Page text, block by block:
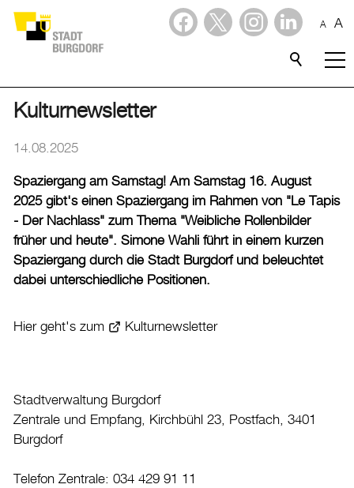
A A
Stadtporträt
Verwaltung & Politik
Wirtschaft
Aktuelles
Aktuelles
Medienmitteilungen
Home
Öffnungszeiten & Kontakt
Veranstaltungskalender
Kulturnewsletter
14.08.2025
Spaziergang am Samstag! Am Samstag 16. August
2025 gibt's einen Spaziergang im Rahmen von "Le Tapis
- Der Nachlass" zum Thema "Weibliche Rollenbilder
früher und heute". Simone Wahli führt in einem kurzen
Spaziergang durch die Stadt Burgdorf und beleuchtet
dabei unterschiedliche Positionen.
Hier geht's zum Kulturnewsletter
Stadtverwaltung Burgdorf
Zentrale und Empfang, Kirchbühl 23, Postfach, 3401
Burgdorf
Telefon Zentrale: 034 429 91 11